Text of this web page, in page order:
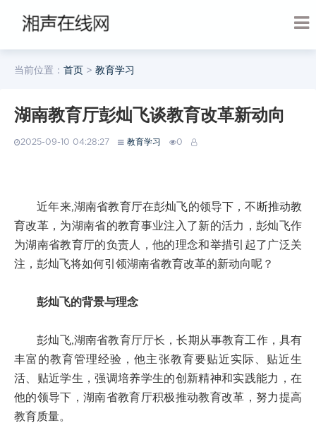
当前位置： 首页 > 教育学习
湖南教育厅彭灿飞谈教育改革新动向
2025-09-10 04:28:27 教育学习 0
近年来,湖南省教育厅在彭灿飞的领导下，不断推动教
育改革，为湖南省的教育事业注入了新的活力，彭灿飞作
为湖南省教育厅的负责人，他的理念和举措引起了广泛关
注，彭灿飞将如何引领湖南省教育改革的新动向呢？
彭灿飞的背景与理念
彭灿飞,湖南省教育厅厅长，长期从事教育工作，具有
丰富的教育管理经验，他主张教育要贴近实际、贴近生
活、贴近学生，强调培养学生的创新精神和实践能力，在
他的领导下，湖南省教育厅积极推动教育改革，努力提高
教育质量。